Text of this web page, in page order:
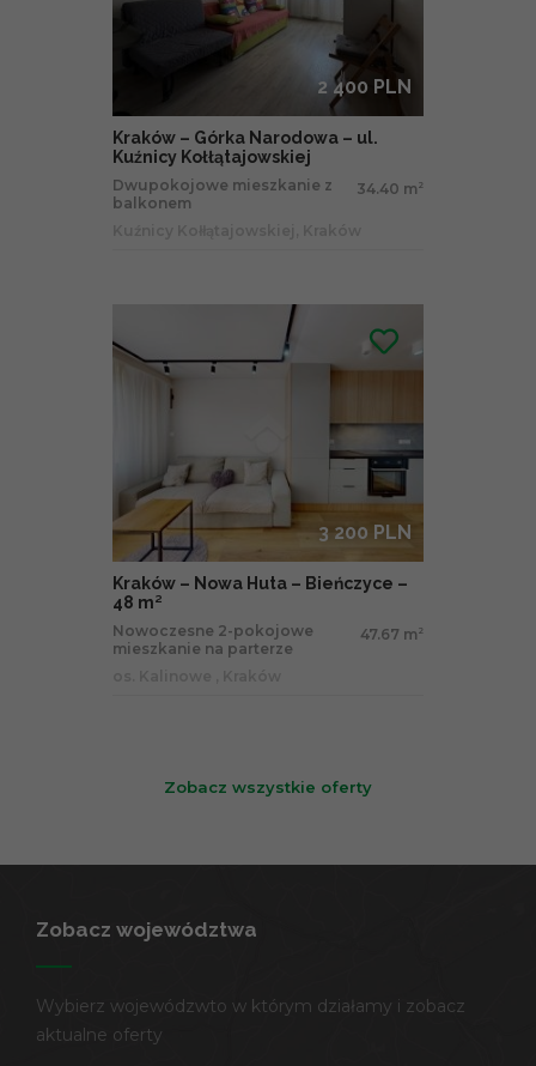
2 400 PLN
Kraków – Górka Narodowa – ul.
Kuźnicy Kołłątajowskiej
Dwupokojowe mieszkanie z
balkonem
34.40 m 2
3 200 PLN
Kraków – Nowa Huta – Bieńczyce –
48 m²
Nowoczesne 2-pokojowe
mieszkanie na parterze
47.67 m 2
Zobacz wszystkie oferty
Zobacz województwa
Wybierz wojewódzwto w którym działamy i zobacz
aktualne oferty